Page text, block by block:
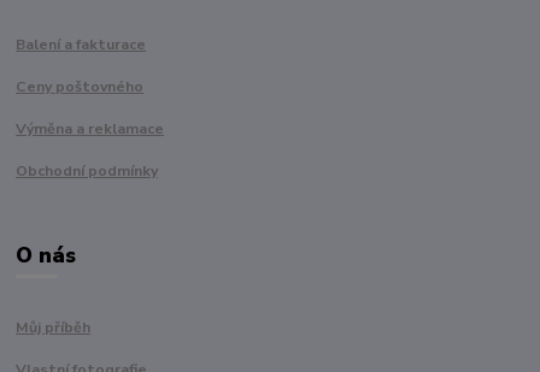
Balení a fakturace
Ceny poštovného
Výměna a reklamace
Obchodní podmínky
O nás
Můj příběh